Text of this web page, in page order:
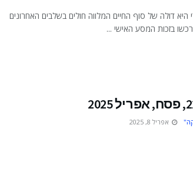
היא דולה של סוף החיים המלווה חולים בשלבים האחרונים
בזכות המסע האישי ...
אפריל 8, 2025